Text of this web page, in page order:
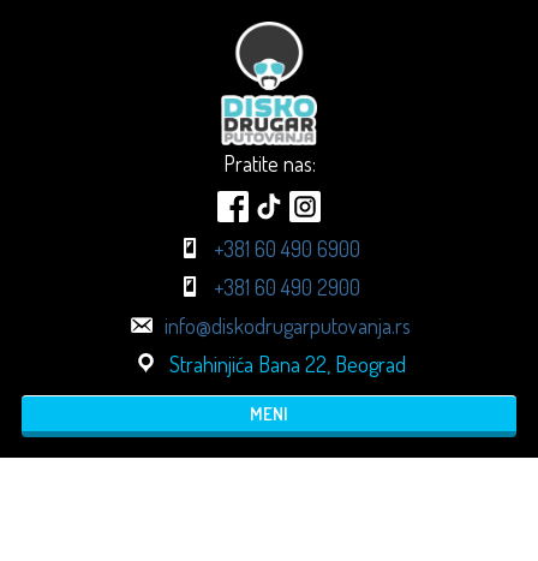
Pratite nas:
+381 60 490 6900
+381 60 490 2900
info@diskodrugarputovanja.rs
Strahinjića Bana 22, Beograd
MENI